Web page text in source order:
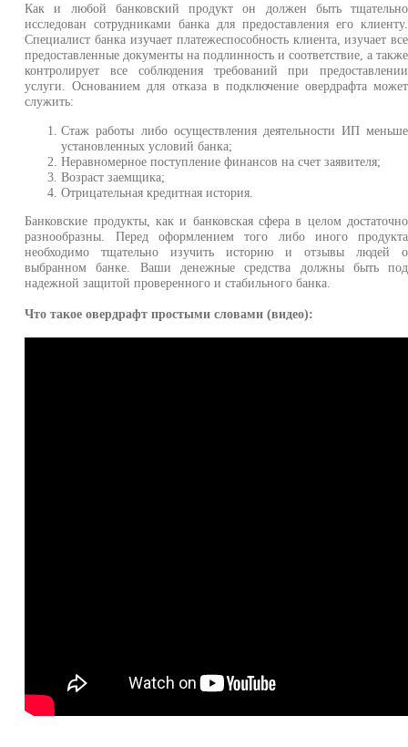
Как и любой банковский продукт он должен быть тщательно
исследован сотрудниками банка для предоставления его клиенту.
Специалист банка изучает платежеспособность клиента, изучает все
предоставленные документы на подлинность и соответствие, а также
контролирует все соблюдения требований при предоставлении
услуги. Основанием для отказа в подключение овердрафта может
служить:
Стаж работы либо осуществления деятельности ИП меньше
установленных условий банка;
Неравномерное поступление финансов на счет заявителя;
Возраст заемщика;
Отрицательная кредитная история.
Банковские продукты, как и банковская сфера в целом достаточно
разнообразны. Перед оформлением того либо иного продукта
необходимо тщательно изучить историю и отзывы людей о
выбранном банке. Ваши денежные средства должны быть под
надежной защитой проверенного и стабильного банка.
Что такое овердрафт простыми словами (видео):